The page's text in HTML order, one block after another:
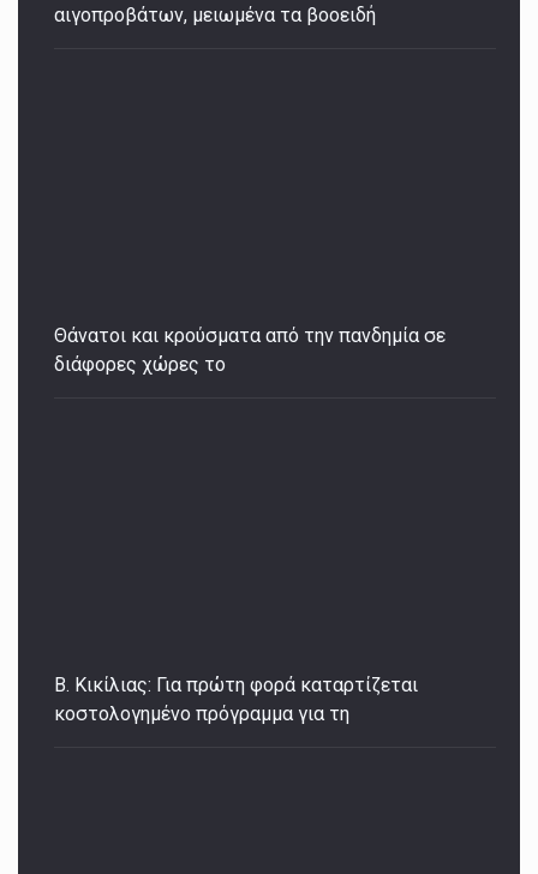
αιγοπροβάτων, μειωμένα τα βοοειδή
Θάνατοι και κρούσματα από την πανδημία σε
διάφορες χώρες τo
Β. Κικίλιας: Για πρώτη φορά καταρτίζεται
κοστολογημένο πρόγραμμα για τη